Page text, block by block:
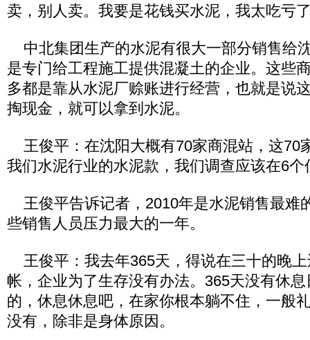
卖，别人卖。我要是花钱买水泥，我太吃亏
中北集团生产的水泥有很大一部分销售给
是专门给工程施工提供混凝土的企业。这些
多都是靠从水泥厂赊账进行经营，也就是说
掏现金，就可以拿到水泥。
王俊平：在沈阳大概有70家商混站，这70
我们水泥行业的水泥款，我们调查应该在6个
王俊平告诉记者，2010年是水泥销售最难
些销售人员压力最大的一年。
王俊平：我去年365天，得说在三十的晚
帐，企业为了生存没有办法。365天没有休
的，休息休息吧，在家你根本躺不住，一般
没有，除非是身体原因。